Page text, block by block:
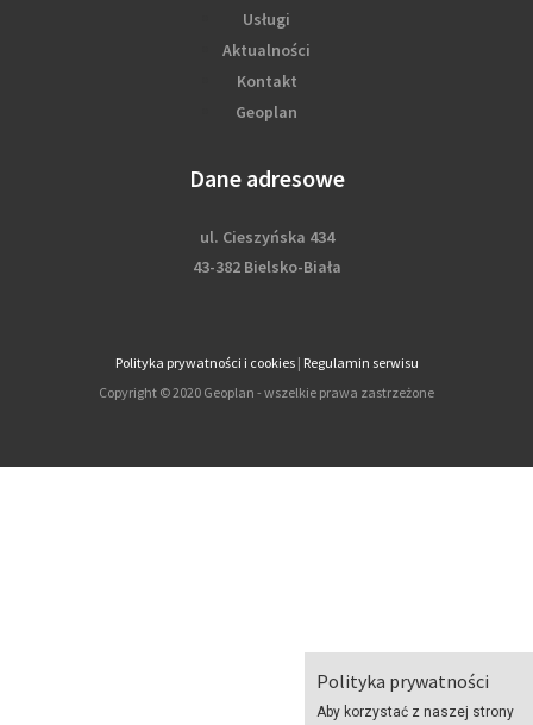
Polityka prywatności
Aby korzystać z naszej strony
Usługi
Aktualności
Kontakt
Geoplan
Dane adresowe
ul. Cieszyńska 434
43-382 Bielsko-Biała
Polityka prywatności i cookies| Regulamin serwisu
Copyright © 2020 Geoplan - wszelkie prawa zastrzeżone